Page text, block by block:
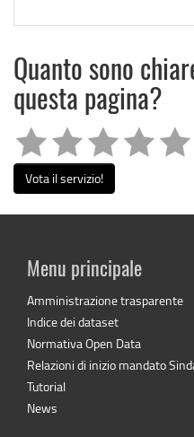
Quanto sono
questa pagina?
Vota il servizio!
Menu principale
Amministrazione trasparente
Indice dei dataset
Normativa Open Data
Relazioni di inizio mandato
Tutorial
News